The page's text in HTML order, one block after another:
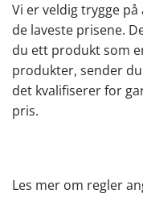
Vi er veldig trygge
de laveste prisene.
du ett produkt som
produkter, sender
det kvalifiserer for
pris.
Les mer om regler